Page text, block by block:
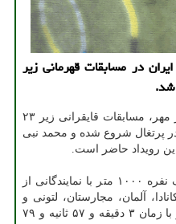
در مسابقات قهرمانی زیر
به گزارش مرکز اسپرت به نقل از مهر، مسابقات قایقرانی زیر ۲۳
پرتغال شروع شده و محمد نبی
این رویداد حاضر است.
رضایی امروز در فینال A کانوی یک نفره ۱۰۰۰ متر با نمایندگانی از
آلمان، مجارستان، لتونی و
پرداخت و در آخر با زمان ۳ دقیقه و ۵۷ ثانیه و ۷۹